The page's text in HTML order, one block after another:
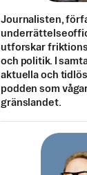
Journalisten,
utforskar
och politik. I
aktuella och
podden som
gränslandet.